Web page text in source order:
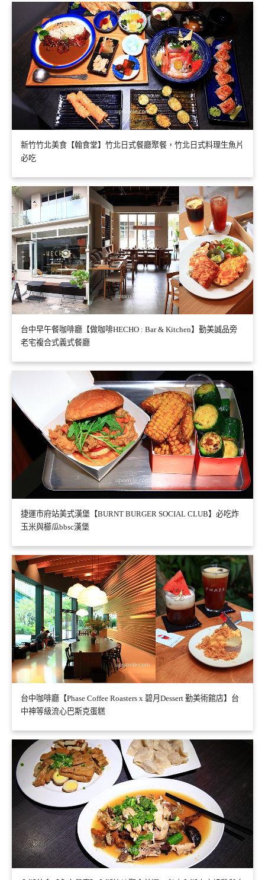
新竹竹北美食【翰食堂】竹北日式餐廳聚餐，竹北日式料理生魚片
必吃
台中早午餐咖啡廳【做咖啡HECHO : Bar & Kitchen】勤美誠品旁
老宅複合式義式餐廳
捷運市府站美式漢堡【BURNT BURGER SOCIAL CLUB】必吃炸
玉米與櫛瓜bbsc漢堡
台中咖啡廳【Phase Coffee Roasters x 碧月Dessert 勤美術館店】台
中神等級流心巴斯克蛋糕